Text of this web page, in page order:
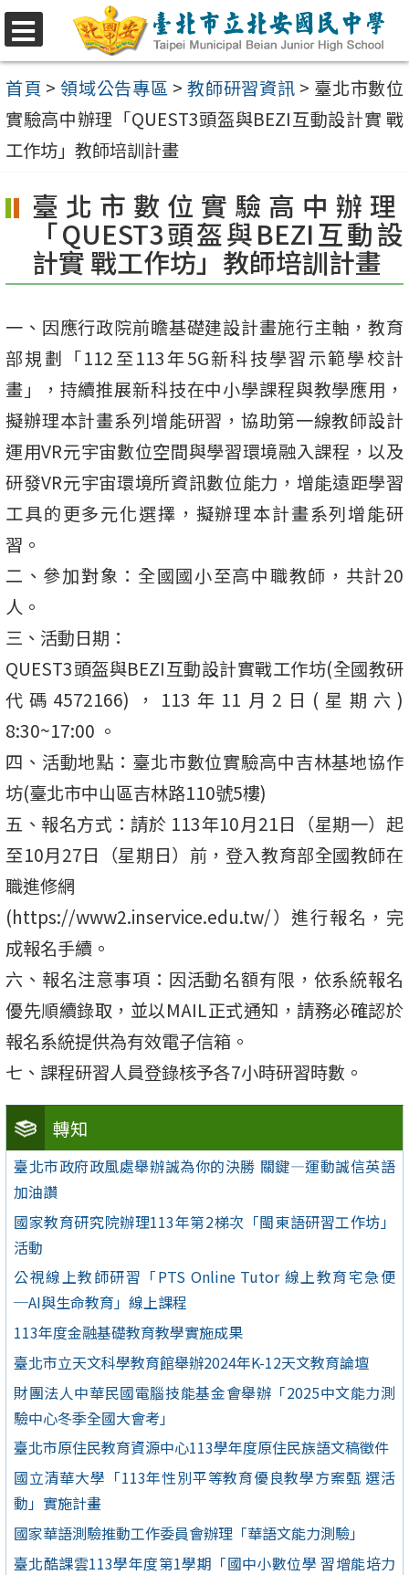
選
單
跳
至
主
要
內
區
首頁 > 領域公告專區 > 教師研習資訊 > 臺北市數位
實驗高中辦理「QUEST3頭盔與BEZI互動設計實 戰
工作坊」教師培訓計畫
轉知
臺北市政府政風處舉辦誠為你的決勝 關鍵—運動誠信英語
加油讚
國家教育研究院辦理113年第2梯次「閩東語研習工作坊」
活動
公視線上教師研習「PTS Online Tutor 線上教育宅急便
─AI與生命教育」線上課程
113年度金融基礎教育教學實施成果
臺北市立天文科學教育館舉辦2024年K-12天文教育論壇
財團法人中華民國電腦技能基金會舉辦「2025中文能力測
驗中心冬季全國大會考」
臺北市原住民教育資源中心113學年度原住民族語文稿徵件
國立清華大學「113年性別平等教育優良教學方案甄 選活
動」實施計畫
國家華語測驗推動工作委員會辦理「華語文能力測驗」
臺北酷課雲113學年度第1學期「國中小數位學 習增能培力
臺北市數位實驗高中辦理
「QUEST3頭盔與BEZI互動設
計實 戰工作坊」教師培訓計畫
一、因應行政院前瞻基礎建設計畫施行主軸，教育
部規劃「112至113年5G新科技學習示範學校計
畫」，持續推展新科技在中小學課程與教學應用，
擬辦理本計畫系列增能研習，協助第一線教師設計
運用VR元宇宙數位空間與學習環境融入課程，以及
研發VR元宇宙環境所資訊數位能力，增能遠距學習
工具的更多元化選擇，擬辦理本計畫系列增能研
習。
二、參加對象：全國國小至高中職教師，共計20
人。
三、活動日期：
QUEST3頭盔與BEZI互動設計實戰工作坊(全國教研
代碼4572166)，113年11月2日(星期六)
8:30~17:00 。
四、活動地點：臺北市數位實驗高中吉林基地協作
坊(臺北市中山區吉林路110號5樓)
五、報名方式：請於 113年10月21日（星期一）起
至10月27日（星期日）前，登入教育部全國教師在
職進修網
(https://www2.inservice.edu.tw/）進行報名，完
成報名手續。
六、報名注意事項：因活動名額有限，依系統報名
優先順續錄取，並以MAIL正式通知，請務必確認於
報名系統提供為有效電子信箱。
七、課程研習人員登錄核予各7小時研習時數。